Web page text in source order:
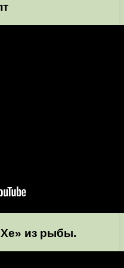
из рыбы.